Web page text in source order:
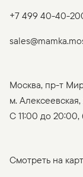
+7 499 40-40-
Москва, пр-т
м.
C 11:00 до
Смотреть на